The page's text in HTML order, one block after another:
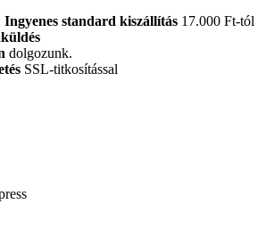
standard kiszállítás 17.000 Ft-tól
dolgozunk.
SSL-titkosítással